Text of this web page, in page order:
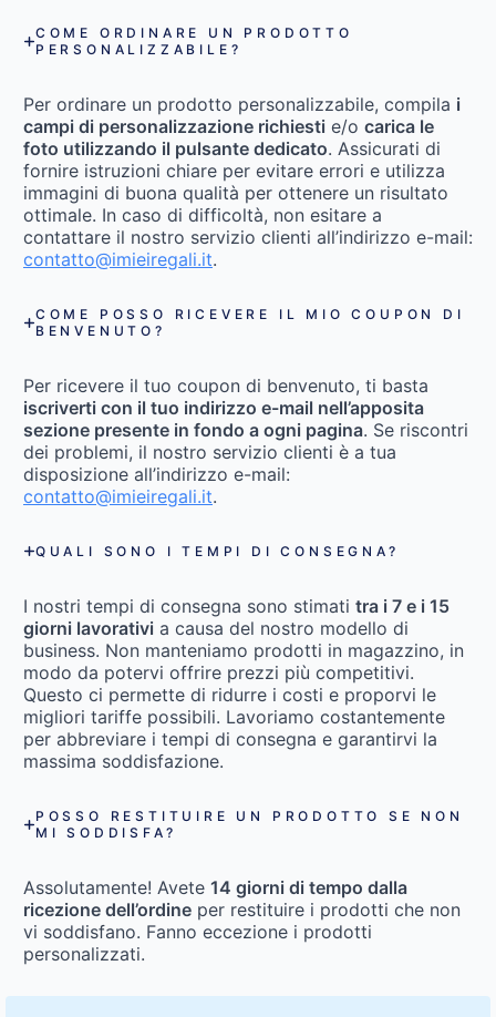
COME ORDINARE UN PRODOTTO
PERSONALIZZABILE?
Per ordinare un prodotto personalizzabile, compila i
campi di personalizzazione richiesti e/o carica le
foto utilizzando il pulsante dedicato. Assicurati di
fornire istruzioni chiare per evitare errori e utilizza
immagini di buona qualità per ottenere un risultato
ottimale. In caso di difficoltà, non esitare a
contattare il nostro servizio clienti all’indirizzo e-mail:
contatto@imieiregali.it.
COME POSSO RICEVERE IL MIO COUPON DI
BENVENUTO?
Per ricevere il tuo coupon di benvenuto, ti basta
iscriverti con il tuo indirizzo e-mail nell’apposita
sezione presente in fondo a ogni pagina. Se riscontri
dei problemi, il nostro servizio clienti è a tua
disposizione all’indirizzo e-mail:
contatto@imieiregali.it.
QUALI SONO I TEMPI DI CONSEGNA?
I nostri tempi di consegna sono stimati tra i 7 e i 15
giorni lavorativi a causa del nostro modello di
business. Non manteniamo prodotti in magazzino, in
modo da potervi offrire prezzi più competitivi.
Questo ci permette di ridurre i costi e proporvi le
migliori tariffe possibili. Lavoriamo costantemente
per abbreviare i tempi di consegna e garantirvi la
massima soddisfazione.
POSSO RESTITUIRE UN PRODOTTO SE NON
MI SODDISFA?
Assolutamente! Avete 14 giorni di tempo dalla
ricezione dell’ordine per restituire i prodotti che non
vi soddisfano. Fanno eccezione i prodotti
personalizzati.